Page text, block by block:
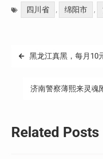
四川省 , 绵阳市 ,
文
黑龙江真黑，每月10
济南警察薄熙来灵魂
Related Posts